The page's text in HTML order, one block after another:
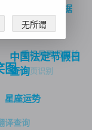
图
译查询
星座运势
中国法定节假日
查询
驾照主页识别
手机号码归属地
图书电商数据
无所谓